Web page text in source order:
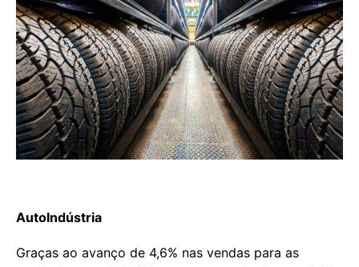
AutoIndústria
Graças ao avanço de 4,6% nas vendas para as